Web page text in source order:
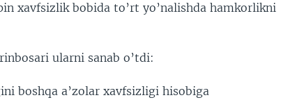
xavfsizlik bobida to’rt yo’nalishda hamkorlikni
ularni sanab o’tdi:
boshqa a’zolar xavfsizligi hisobiga